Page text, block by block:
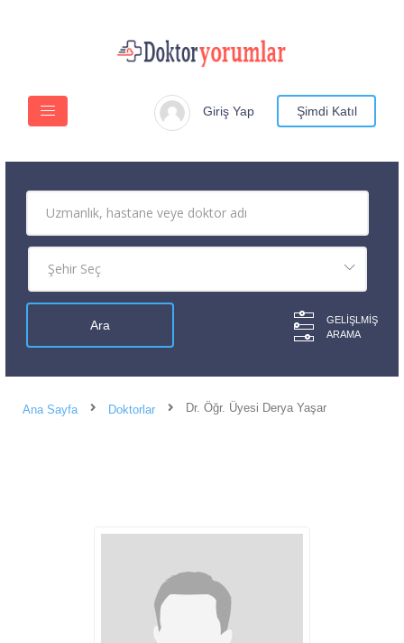
Giriş Yap Şimdi Katıl
GELIŞLMIŞ
ARAMA
Ana Sayfa Doktorlar Dr. Öğr. Üyesi Derya Yaşar